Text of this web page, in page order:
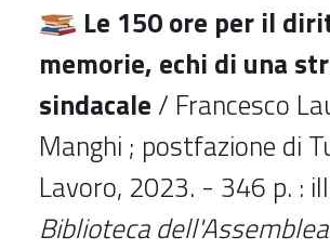
Le 150 ore per il
memorie, echi di una
sindacale / Francesco
Manghi ; postfazione di
Lavoro, 2023. - 346 p. :
Biblioteca